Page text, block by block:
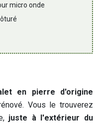
micro onde
en pierre d'origine
Vous le trouverez
juste à l'extérieur du